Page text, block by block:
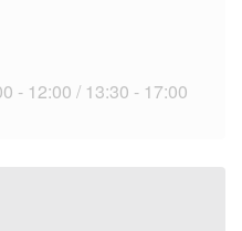
- 12:00 / 13:30 - 17:00